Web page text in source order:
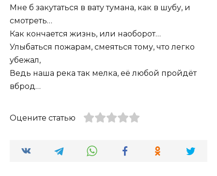
Мне б закутаться в вату тумана, как в шубу, и
смотреть…
Как кончается жизнь, или наоборот…
Улыбаться пожарам, смеяться тому, что легко
убежал,
Ведь наша река так мелка, её любой пройдёт
вброд…
Оцените статью